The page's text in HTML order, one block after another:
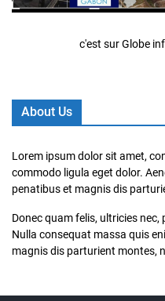
c'est sur Globe
About Us
Lorem ipsum dolor sit amet,
commodo ligula eget dolor.
penatibus et magnis dis
Donec quam felis, ultricies nec,
Nulla consequat massa quis
magnis dis parturient montes,